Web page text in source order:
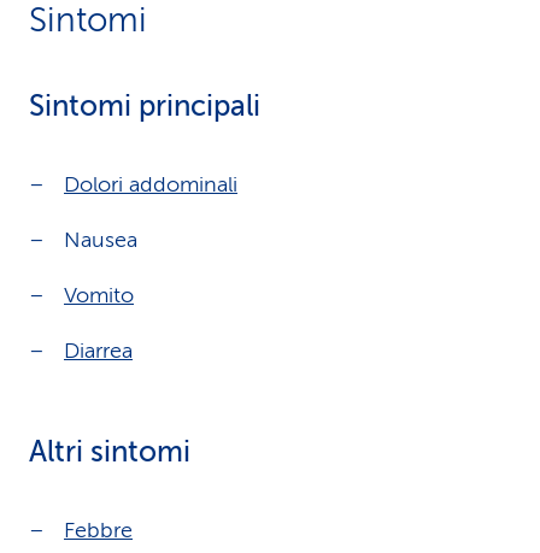
Sintomi
Sintomi principali
Dolori addominali
Nausea
Vomito
Diarrea
Altri sintomi
Febbre